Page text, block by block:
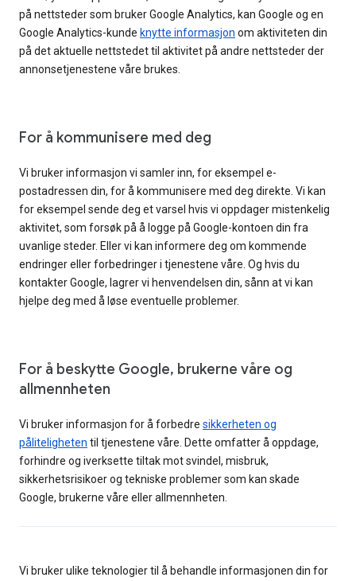
på nettsteder som bruker Google Analytics, kan Google og en
Google Analytics-kunde knytte informasjon om aktiviteten din
på det aktuelle nettstedet til aktivitet på andre nettsteder der
annonsetjenestene våre brukes.
For å kommunisere med deg
Vi bruker informasjon vi samler inn, for eksempel e-
postadressen din, for å kommunisere med deg direkte. Vi kan
for eksempel sende deg et varsel hvis vi oppdager mistenkelig
aktivitet, som forsøk på å logge på Google-kontoen din fra
uvanlige steder. Eller vi kan informere deg om kommende
endringer eller forbedringer i tjenestene våre. Og hvis du
kontakter Google, lagrer vi henvendelsen din, sånn at vi kan
hjelpe deg med å løse eventuelle problemer.
For å beskytte Google, brukerne våre og
allmennheten
Vi bruker informasjon for å forbedre sikkerheten og
påliteligheten til tjenestene våre. Dette omfatter å oppdage,
forhindre og iverksette tiltak mot svindel, misbruk,
sikkerhetsrisikoer og tekniske problemer som kan skade
Google, brukerne våre eller allmennheten.
Vi bruker ulike teknologier til å behandle informasjonen din for